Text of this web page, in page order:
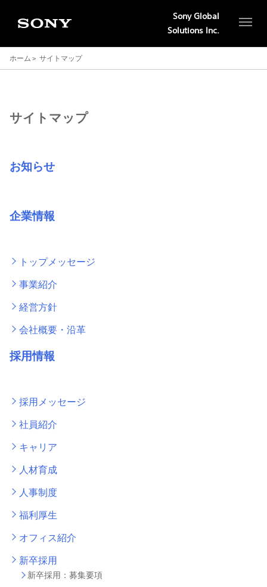
Sony Global
Solutions Inc.
ホーム サイトマップ
サイトマップ
お知らせ
企業情報
トップメッセージ
事業紹介
経営方針
会社概要・沿革
採用情報
採用メッセージ
社員紹介
キャリア
人材育成
人事制度
福利厚生
オフィス紹介
新卒採用
新卒採用：募集要項